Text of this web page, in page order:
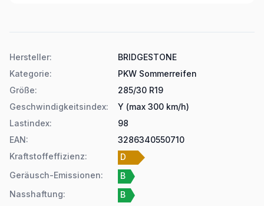
Hersteller:
BRIDGESTONE
Kategorie:
PKW Sommerreifen
Größe:
285/30 R19
Geschwindigkeitsindex:
Y (max 300 km/h)
Lastindex:
98
EAN:
3286340550710
Kraftstoffeffizienz:
D
Geräusch-Emissionen:
B
Nasshaftung: B